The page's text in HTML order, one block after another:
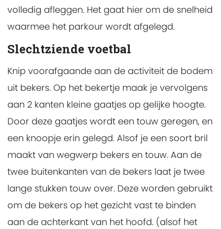
volledig afleggen. Het gaat hier om de snelheid
waarmee het parkour wordt afgelegd.
Slechtziende voetbal
Knip voorafgaande aan de activiteit de bodem
uit bekers. Op het bekertje maak je vervolgens
aan 2 kanten kleine gaatjes op gelijke hoogte.
Door deze gaatjes wordt een touw geregen, en
een knoopje erin gelegd. Alsof je een soort bril
maakt van wegwerp bekers en touw. Aan de
twee buitenkanten van de bekers laat je twee
lange stukken touw over. Deze worden gebruikt
om de bekers op het gezicht vast te binden
aan de achterkant van het hoofd. (alsof het